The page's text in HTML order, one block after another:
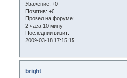
Уважение: +0
Позитив: +0
Провел на форуме:
2 часа 10 минут
Последний визит:
2009-03-18 17:15:15
bright